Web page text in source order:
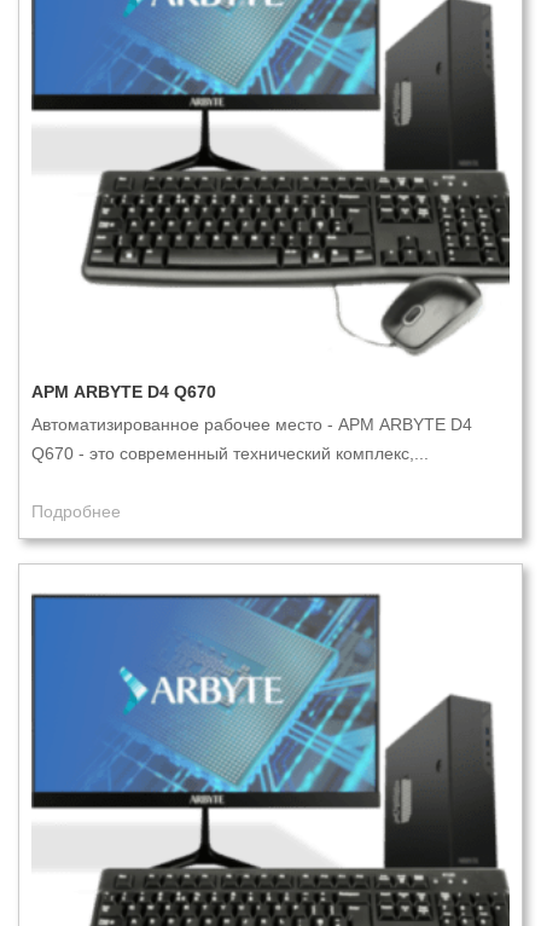
АРМ ARBYTE D4 Q670
Автоматизированное рабочее место - АРМ ARBYTE D4
Q670 - это современный технический комплекс,...
Подробнее